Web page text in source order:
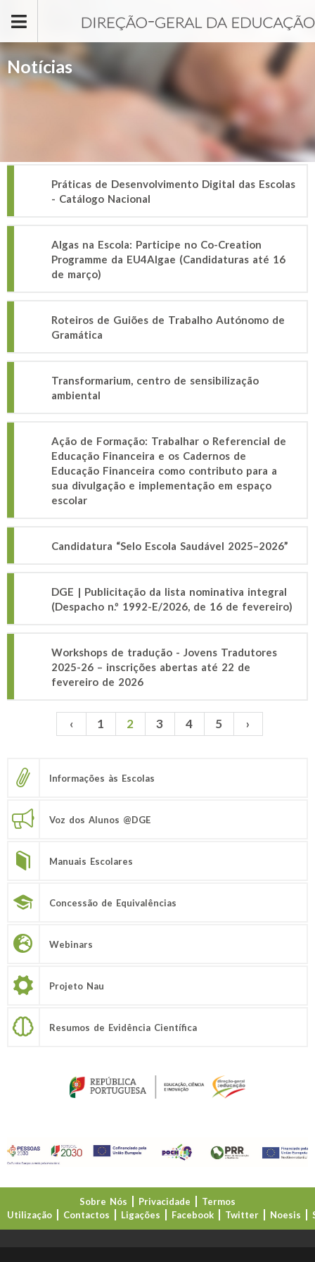
Notícias
Práticas de Desenvolvimento Digital das Escolas
- Catálogo Nacional
Algas na Escola: Participe no Co-Creation
Programme da EU4Algae (Candidaturas até 16
de março)
Roteiros de Guiões de Trabalho Autónomo de
Gramática
Transformarium, centro de sensibilização
ambiental
Ação de Formação: Trabalhar o Referencial de
Educação Financeira e os Cadernos de
Educação Financeira como contributo para a
sua divulgação e implementação em espaço
escolar
Candidatura “Selo Escola Saudável 2025–2026”
DGE | Publicitação da lista nominativa integral
(Despacho n.º 1992-E/2026, de 16 de fevereiro)
Workshops de tradução - Jovens Tradutores
2025-26 – inscrições abertas até 22 de
fevereiro de 2026
Páginas ‹ 1 2 3 4 5 ›
Informações às Escolas
Voz dos Alunos @DGE
Manuais Escolares
Concessão de Equivalências
Webinars
Projeto Nau
Resumos de Evidência Científica
Sobre Nós Privacidade
Termos
Utilização
Contactos Ligações Facebook Twitter Noesis